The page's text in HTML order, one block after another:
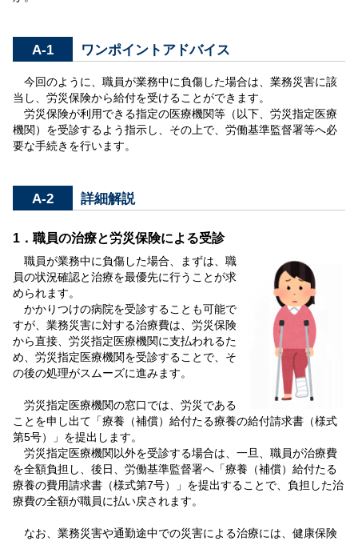
A-1 ワンポイントアドバイス
今回のように、職員が業務中に負傷した場合は、業務災害に該
当し、労災保険から給付を受けることができます。
労災保険が利用できる指定の医療機関等（以下、労災指定医療
機関）を受診するよう指示し、その上で、労働基準監督署等へ必
要な手続きを行います。
A-2 詳細解説
1．職員の治療と労災保険による受診
職員が業務中に負傷した場合、まずは、職
員の状況確認と治療を最優先に行うことが求
められます。
かかりつけの病院を受診することも可能で
すが、業務災害に対する治療費は、労災保険
から直接、労災指定医療機関に支払われるた
め、労災指定医療機関を受診することで、そ
の後の処理がスムーズに進みます。
労災指定医療機関の窓口では、労災である
ことを申し出て「療養（補償）給付たる療養の給付請求書（様式
第5号）」を提出します。
労災指定医療機関以外を受診する場合は、一旦、職員が治療費
を全額負担し、後日、労働基準監督署へ「療養（補償）給付たる
療養の費用請求書（様式第7号）」を提出することで、負担した治
療費の全額が職員に払い戻されます。
なお、業務災害や通勤途中での災害による治療には、健康保険